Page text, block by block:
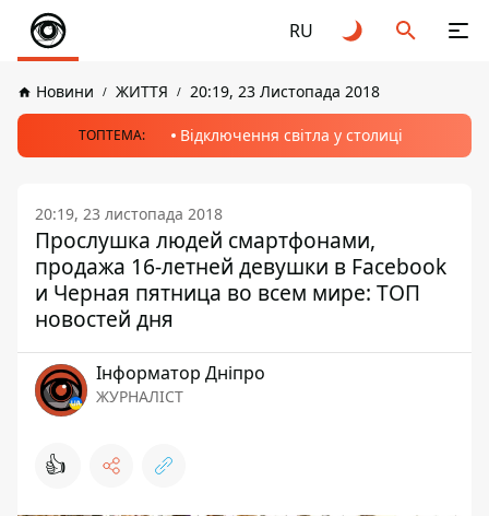
RU
Новини ЖИТТЯ 20:19, 23 Листопада 2018
ТОПТЕМА: Відключення світла у столиці
20:19, 23 листопада 2018
Прослушка людей смартфонами,
продажа 16-летней девушки в Facebook
и Черная пятница во всем мире: ТОП
новостей дня
Інформатор Дніпро
ЖУРНАЛІСТ
👍